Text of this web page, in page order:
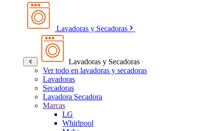
Lavadoras y Secadoras
Lavadoras y Secadoras
Ver todo en lavadoras y secadoras
Lavadoras
Secadoras
Lavadora Secadora
Marcas
LG
Whirlpool